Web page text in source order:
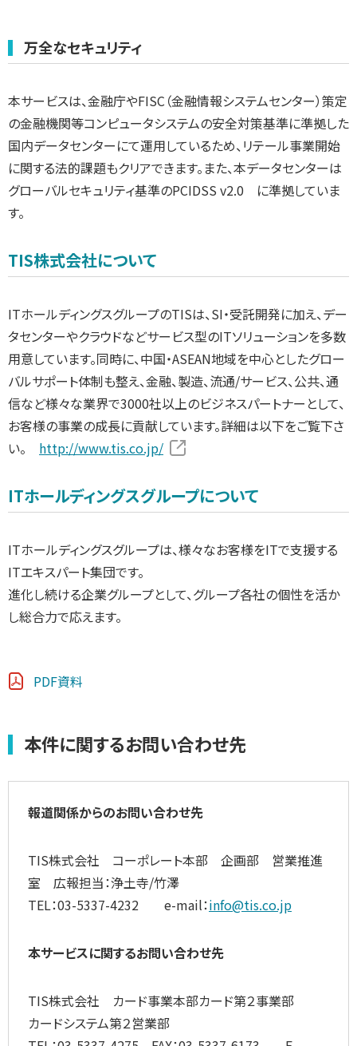
万全なセキュリティ
本サービスは、金融庁やFISC（金融情報システムセンター）策定
の金融機関等コンピュータシステムの安全対策基準に準拠した
国内データセンターにて運用しているため、リテール事業開始
に関する法的課題もクリアできます。また、本データセンターは
グローバルセキュリティ基準のPCIDSS v2.0 に準拠していま
す。
TIS株式会社について
ITホールディングスグループのTISは、SI・受託開発に加え、デー
タセンターやクラウドなどサービス型のITソリューションを多数
用意しています。同時に、中国・ASEAN地域を中心としたグロー
バルサポート体制も整え、金融、製造、流通/サービス、公共、通
信など様々な業界で3000社以上のビジネスパートナーとして、
お客様の事業の成長に貢献しています。詳細は以下をご覧下さ
い。 http://www.tis.co.jp/
ITホールディングスグループについて
ITホールディングスグループは、様々なお客様をITで支援する
ITエキスパート集団です。
進化し続ける企業グループとして、グループ各社の個性を活か
し総合力で応えます。
PDF資料
本件に関するお問い合わせ先
報道関係からのお問い合わせ先
TIS株式会社 コーポレート本部 企画部 営業推進
室 広報担当：浄土寺/竹澤
TEL：03-5337-4232 e-mail：info@tis.co.jp
本サービスに関するお問い合わせ先
TIS株式会社 カード事業本部カード第２事業部
カードシステム第２営業部